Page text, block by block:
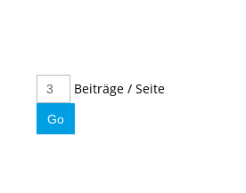
Beiträge / Seite